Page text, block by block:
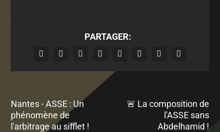
PARTAGER:
Nantes - ASSE : Un
phénomène de
l'arbitrage au sifflet !
🚨 La composition de
l'ASSE sans
Abdelhamid !